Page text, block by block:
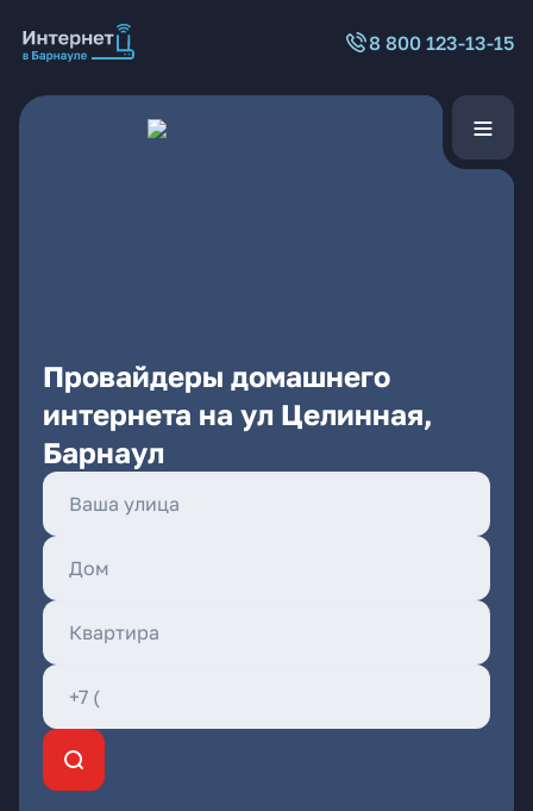
8 800 123-13-15
Провайдеры домашнего
интернета на ул Целинная,
Барнаул